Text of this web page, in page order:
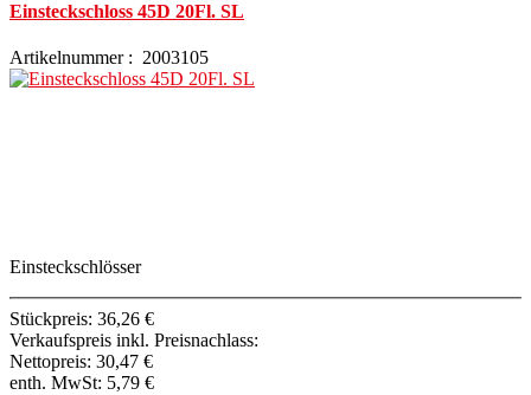
Einsteckschloss 45D 20Fl. SL
Artikelnummer : 2003105
Einsteckschlösser
Stückpreis: 36,26 €
Verkaufspreis inkl. Preisnachlass:
Nettopreis: 30,47 €
enth. MwSt: 5,79 €